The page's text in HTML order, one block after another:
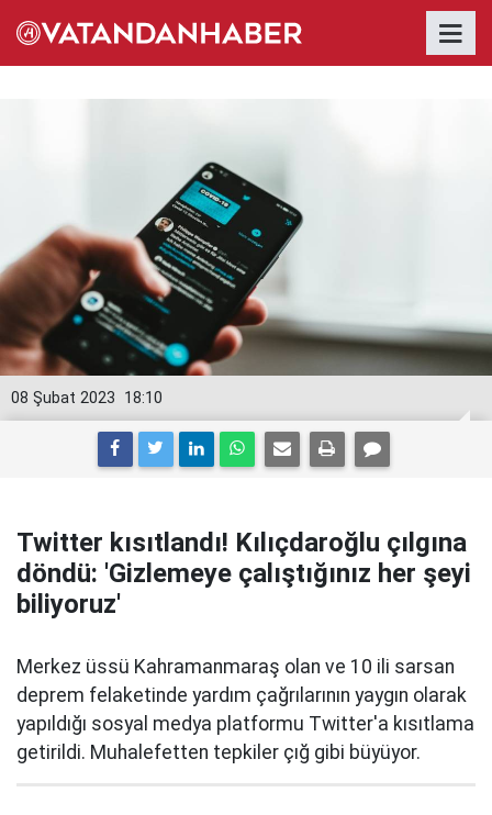
18:10
08 Şubat 2023
Twitter kısıtlandı! Kılıçdaroğlu çılgına
döndü: 'Gizlemeye çalıştığınız her şeyi
biliyoruz'
Merkez üssü Kahramanmaraş olan ve 10 ili sarsan
deprem felaketinde yardım çağrılarının yaygın olarak
yapıldığı sosyal medya platformu Twitter'a kısıtlama
getirildi. Muhalefetten tepkiler çığ gibi büyüyor.